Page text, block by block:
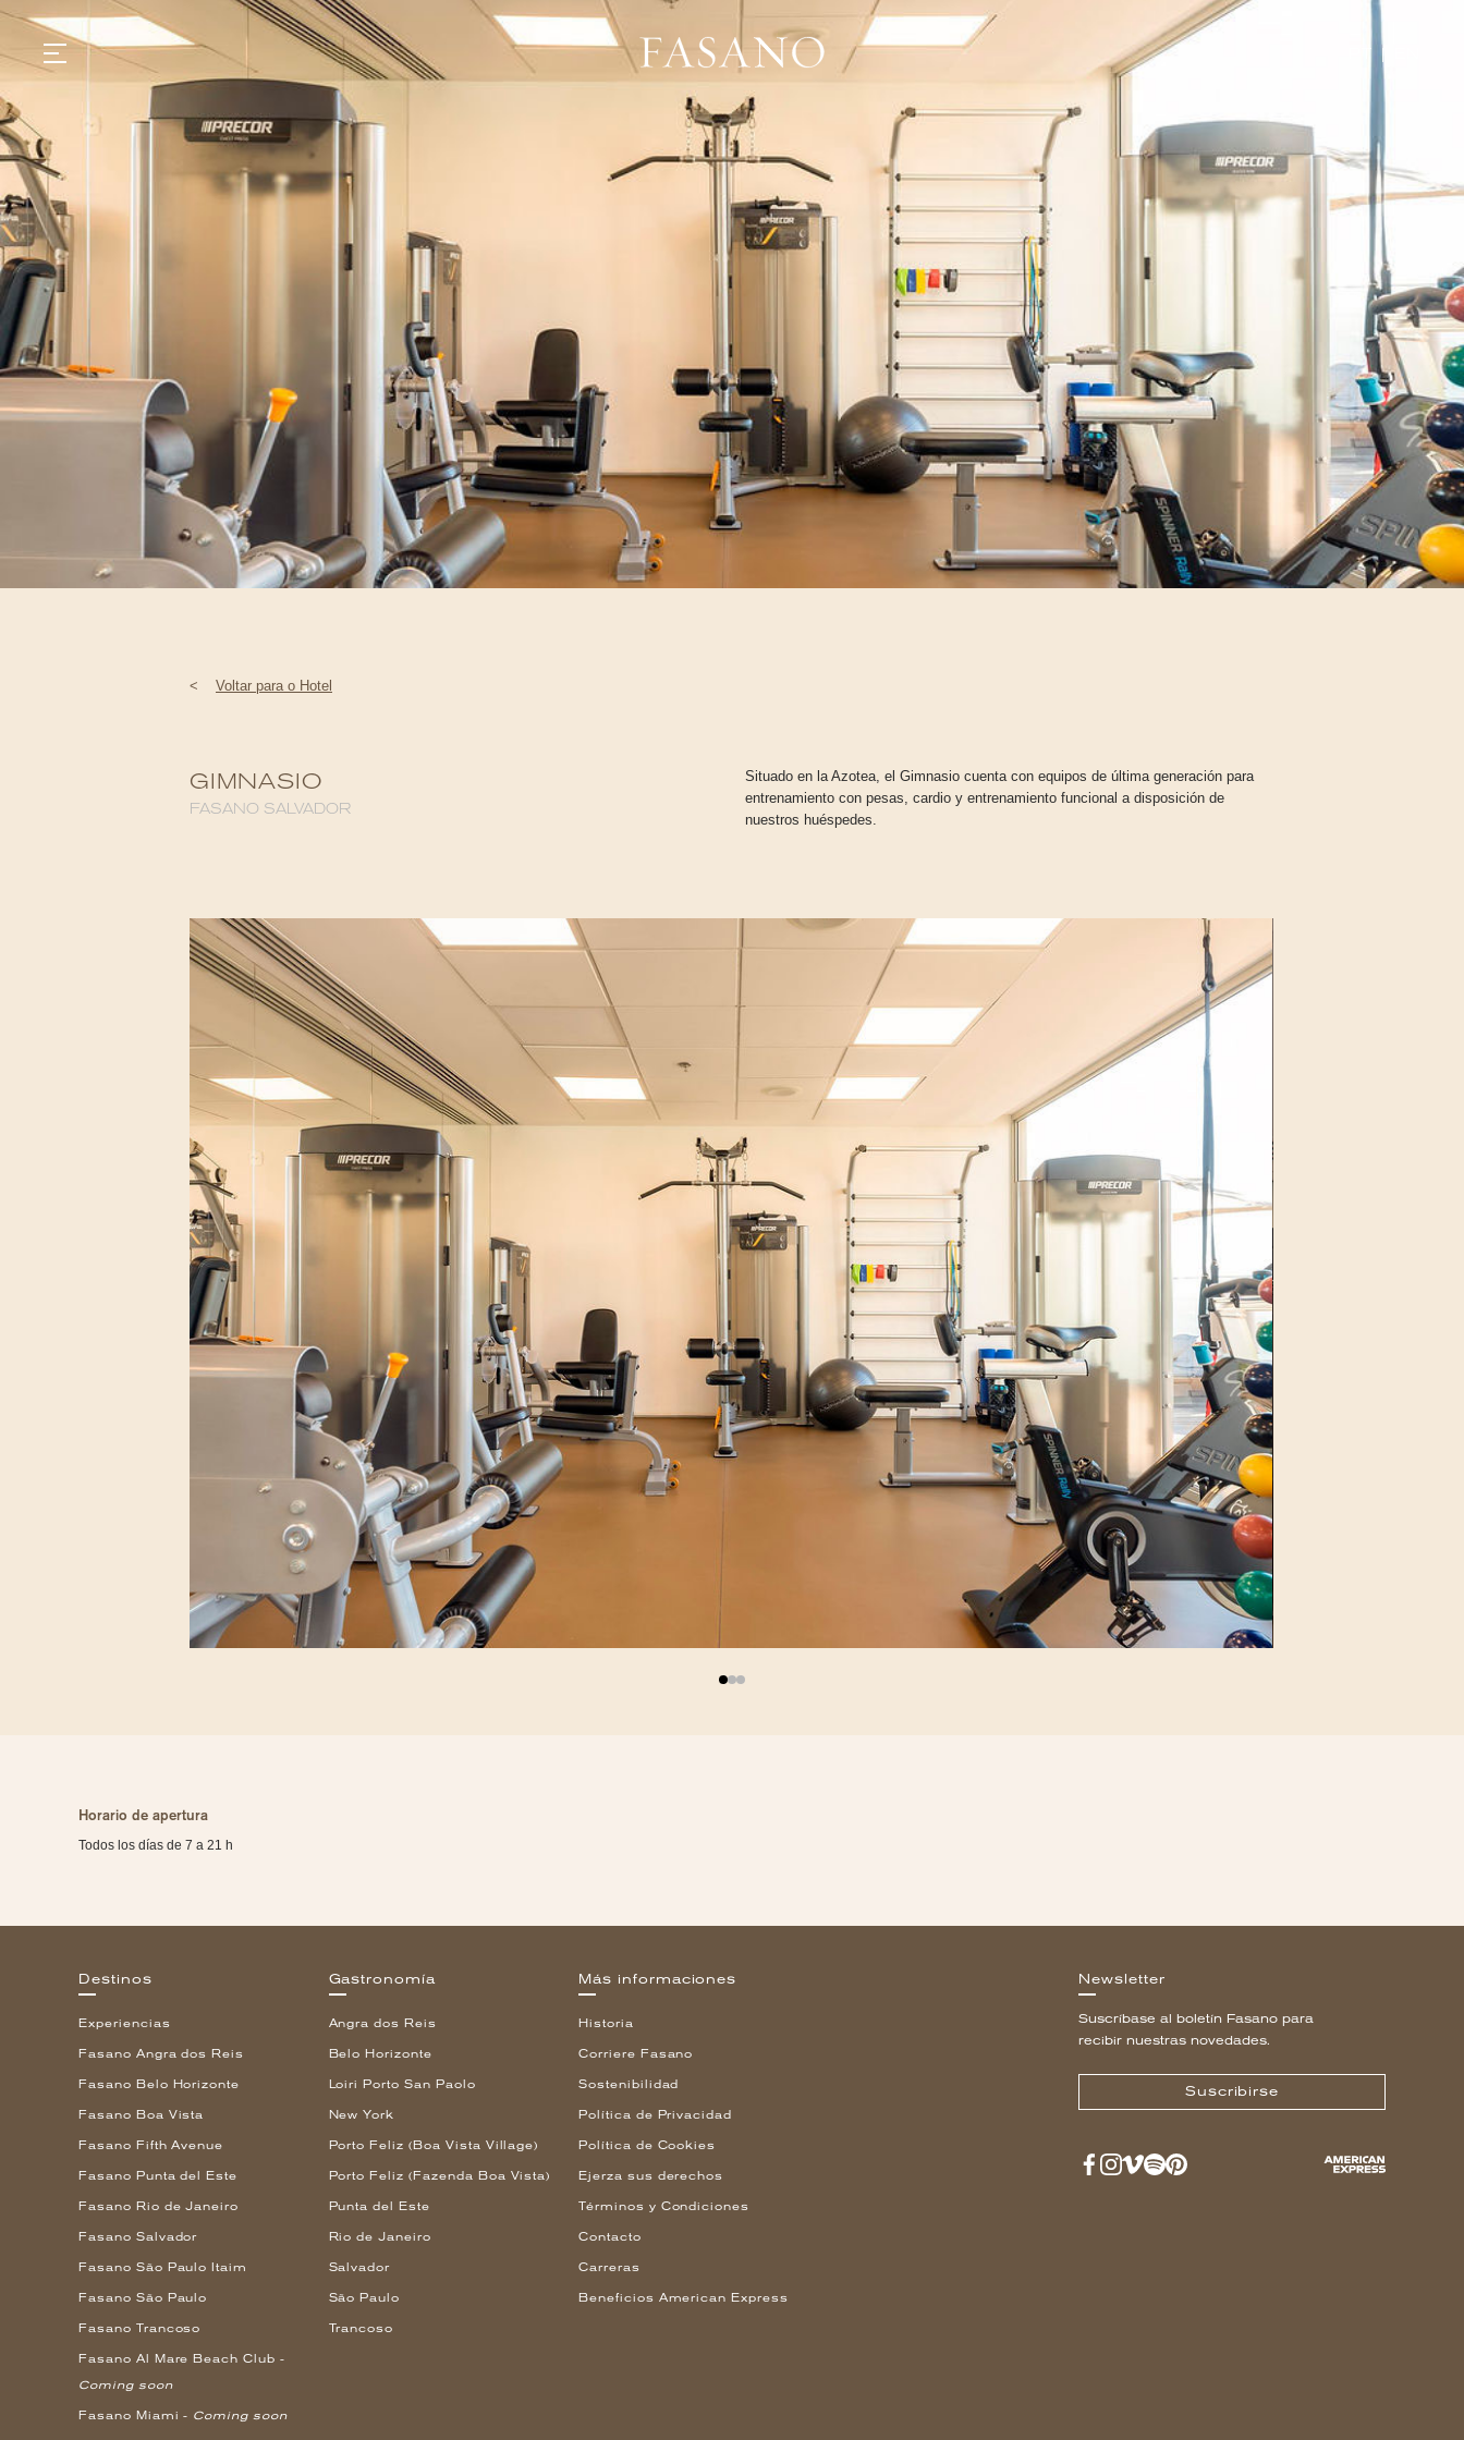
PT |
GASTRONOMIA
HISTORIA
SOSTENIBILIDAD
CONTACTO
< Voltar para o Hotel
GIMNASIO
FASANO SALVADOR
Situado en la Azotea, el Gimnasio cuenta con equipos de última generación para
entrenamiento con pesas, cardio y entrenamiento funcional a disposición de
nuestros huéspedes.
Horario de apertura
Todos los días de 7 a 21 h
Destinos
Experiencias
Fasano Angra dos Reis
Fasano Belo Horizonte
Fasano Boa Vista
Fasano Fifth Avenue
Fasano Punta del Este
Fasano Rio de Janeiro
Fasano Salvador
Fasano São Paulo Itaim
Fasano São Paulo
Fasano Trancoso
Fasano Al Mare Beach Club -
Coming soon
Fasano Miami - Coming soon
Gastronomía
Angra dos Reis
Belo Horizonte
Loiri Porto San Paolo
New York
Porto Feliz (Boa Vista Village)
Porto Feliz (Fazenda Boa Vista)
Punta del Este
Rio de Janeiro
Salvador
São Paulo
Trancoso
Más informaciones
Historia
Corriere Fasano
Sostenibilidad
Política de Privacidad
Política de Cookies
Ejerza sus derechos
Términos y Condiciones
Contacto
Carreras
Beneficios American Express
Newsletter
Suscríbase al boletín Fasano para
recibir nuestras novedades.
Suscribirse